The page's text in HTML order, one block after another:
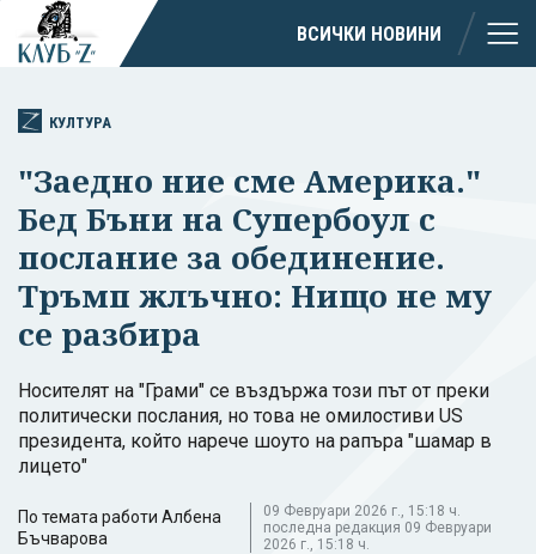
ВСИЧКИ НОВИНИ
КУЛТУРА
"Заедно ние сме Америка."
Бед Бъни на Супербоул с
послание за обединение.
Тръмп жлъчно: Нищо не му
се разбира
Носителят на "Грами" се въздържа този път от преки
политически послания, но това не омилостиви US
президента, който нарече шоуто на рапъра "шамар в
лицето"
По темата работи Албена
Бъчварова
09 Февруари 2026 г., 15:18 ч.
последна редакция 09 Февруари
2026 г., 15:18 ч.